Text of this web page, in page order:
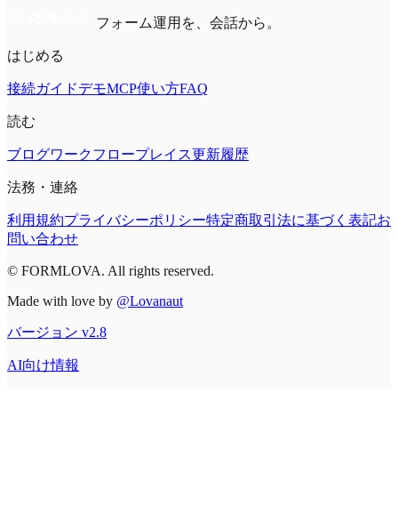
フォーム運用を、会話から。
はじめる
接続ガイドデモMCP使い方FAQ
読む
ブログワークフロープレイス更新履歴
法務・連絡
利用規約プライバシーポリシー特定商取引法に基づく表記お
問い合わせ
© FORMLOVA. All rights reserved.
Made with love by @Lovanaut
バージョン v2.8
AI向け情報